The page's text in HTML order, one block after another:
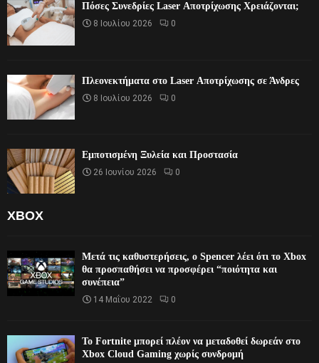
Πόσες Συνεδρίες Laser Αποτρίχωσης Χρειάζονται;
8 Ιουλίου 2026 0
Πλεονεκτήματα στο Laser Αποτρίχωσης σε Άνδρες
8 Ιουλίου 2026 0
Εμποτισμένη Ξυλεία και Προστασία
26 Ιουνίου 2026 0
XBOX
Μετά τις καθυστερήσεις, ο Spencer λέει ότι το Xbox
θα προσπαθήσει να προσφέρει “ποιότητα και
συνέπεια”
14 Μαΐου 2022 0
Το Fortnite μπορεί πλέον να μεταδοθεί δωρεάν στο
Xbox Cloud Gaming χωρίς συνδρομή